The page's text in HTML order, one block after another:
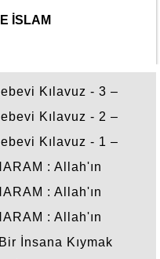
Kılavuz - 3 –
Kılavuz - 2 –
Kılavuz - 1 –
: Allah'ın
: Allah'ın
: Allah'ın
İnsana Kıymak